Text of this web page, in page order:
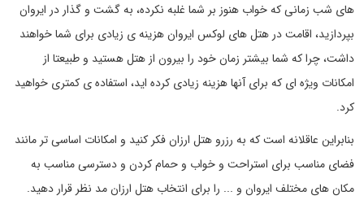
های شب زمانی که خواب هنوز بر شما غلبه نکرده، به گشت و گذار در ایروان
بپردازید، اقامت در هتل های لوکس ایروان هزینه ی زیادی برای شما خواهند
داشت، چرا که شما بیشتر زمان خود را بیرون از هتل هستید و طبیعتا از
امکانات ویژه ای که برای آنها هزینه زیادی کرده اید، استفاده ی کمتری خواهید
کرد.
بنابراین عاقلانه است که به رزرو هتل ارزان فکر کنید و امکانات اساسی تر مانند
فضای مناسب برای استراحت و خواب و حمام کردن و دسترسی مناسب به
مکان های مختلف ایروان و ... را برای انتخاب هتل ارزان مد نظر قرار دهید.